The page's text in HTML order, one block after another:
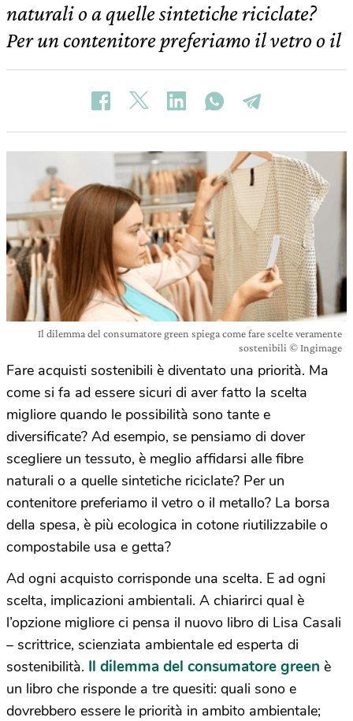
naturali o a quelle sintetiche riciclate?
Per un contenitore preferiamo il vetro o il
Il dilemma del consumatore green spiega come fare scelte veramente
sostenibili © Ingimage
Fare acquisti sostenibili è diventato una priorità. Ma
come si fa ad essere sicuri di aver fatto la scelta
migliore quando le possibilità sono tante e
diversificate? Ad esempio, se pensiamo di dover
scegliere un tessuto, è meglio affidarsi alle fibre
naturali o a quelle sintetiche riciclate? Per un
contenitore preferiamo il vetro o il metallo? La borsa
della spesa, è più ecologica in cotone riutilizzabile o
compostabile usa e getta?
Ad ogni acquisto corrisponde una scelta. E ad ogni
scelta, implicazioni ambientali. A chiarirci qual è
l’opzione migliore ci pensa il nuovo libro di Lisa Casali
– scrittrice, scienziata ambientale ed esperta di
sostenibilità. Il dilemma del consumatore green è
un libro che risponde a tre quesiti: quali sono e
dovrebbero essere le priorità in ambito ambientale;